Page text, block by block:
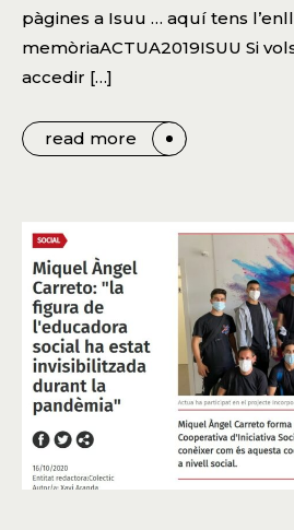
pàgines a Isuu … aquí tens
memòriaACTUA2019ISUU Si
accedir […]
read more